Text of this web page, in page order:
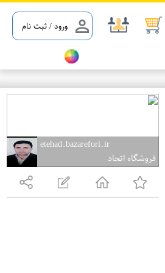
ورود / ثبت نام
etehad.bazarefori.ir
فروشگاه اتحاد